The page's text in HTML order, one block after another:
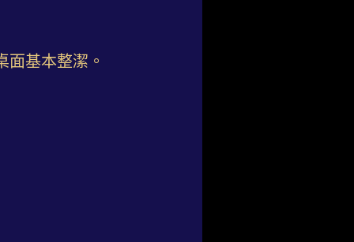
面基本整潔。